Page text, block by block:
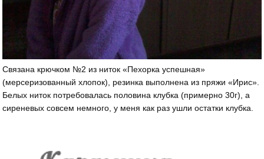
Связана крючком №2 из ниток «Пехорка успешная»
(мерсеризованный хлопок), резинка выполнена из пряжи «Ирис».
Белых ниток потребовалась половина клубка (примерно 30г), а
сиреневых совсем немного, у меня как раз ушли остатки клубка.